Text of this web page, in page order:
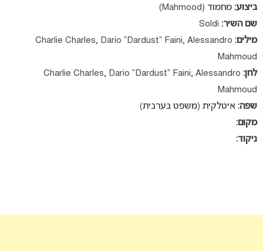
ביצוע: מחמוד (Mahmood)
שם השיר:
מילים: Charlie Charles, Dario “Dardust” Faini, Alessandro
Mahmoud
לחן: Charlie Charles, Dario “Dardust” Faini, Alessandro
Mahmoud
שפה: איטלקית (משפט בערבית)
מקום:
ניקוד: